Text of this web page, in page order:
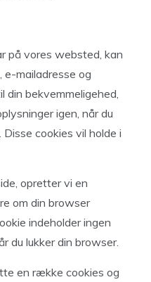
på vores websted, kan
mailadresse og
din bekvemmeligehed,
igen, når du
cookies vil holde i
opretter vi en
om din browser
indeholder ingen
du lukker din browser.
en række cookies og